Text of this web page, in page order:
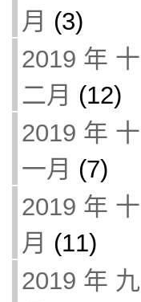
月 (3)
2019 年 十
二月 (12)
2019 年 十
一月 (7)
2019 年 十
月 (11)
2019 年 九